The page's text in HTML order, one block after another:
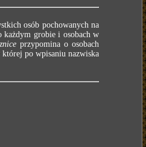
osób pochowanych na
każdym grobie i osobach w
przypomina o osobach
której po wpisaniu nazwiska